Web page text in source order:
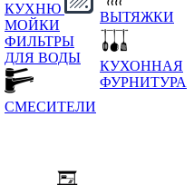
КУХНЮ
МОЙКИ
ФИЛЬТРЫ
ДЛЯ ВОДЫ
СМЕСИТЕЛИ
ВЫТЯЖКИ
КУХОННАЯ
ФУРНИТУРА